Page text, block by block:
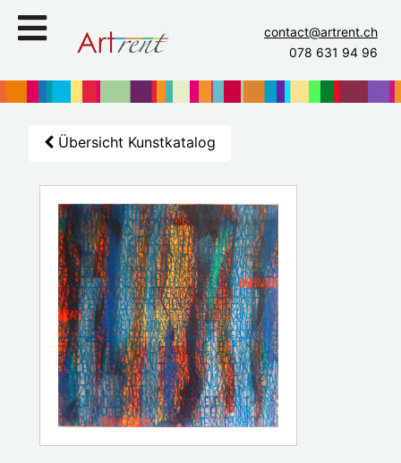
contact@artrent.ch
078 631 94 96
Übersicht Kunstkatalog